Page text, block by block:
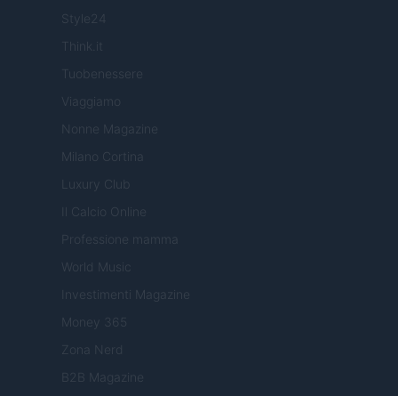
Style24
Think.it
Tuobenessere
Viaggiamo
Nonne Magazine
Milano Cortina
Luxury Club
Il Calcio Online
Professione mamma
World Music
Investimenti Magazine
Money 365
Zona Nerd
B2B Magazine